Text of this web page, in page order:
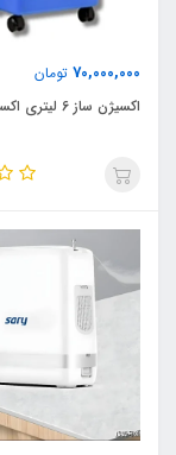
70,000,000 تومان
اکسیژن ساز 6 لیتری اکساز